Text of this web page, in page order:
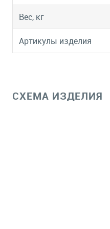
Вес, кг
Артикулы изделия
СХЕМА ИЗДЕЛИЯ